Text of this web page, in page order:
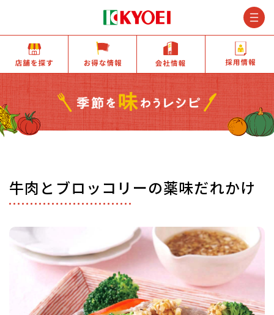
店舗を探す お得な情報 会社情報
牛肉とブロッコリーの薬味だれかけ